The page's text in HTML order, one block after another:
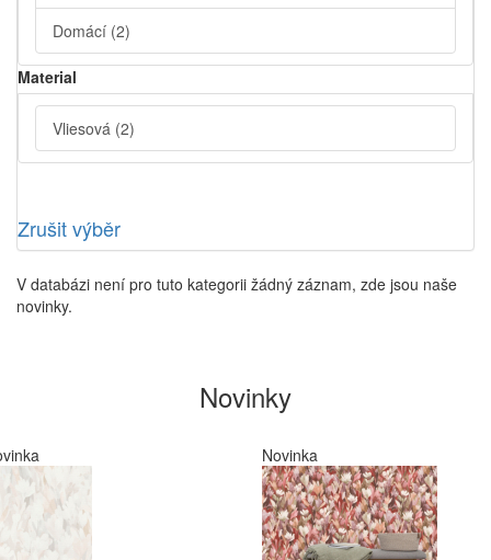
Domácí (2)
Material
Vliesová (2)
Zrušit výběr
V databázi není pro tuto kategorii žádný záznam, zde jsou naše
novinky.
Novinky
Novinka